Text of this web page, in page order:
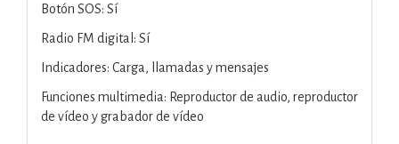
Botón SOS: Sí
Radio FM digital: Sí
Indicadores: Carga, llamadas y mensajes
Funciones multimedia: Reproductor de audio, reproductor
de vídeo y grabador de vídeo